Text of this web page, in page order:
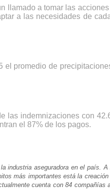
llamado a tomar las
a las necesidades de
el promedio de
las indemnizaciones con
el 87% de los pagos.
industria aseguradora en el país.
más importantes está la
cuenta con 84 compañías